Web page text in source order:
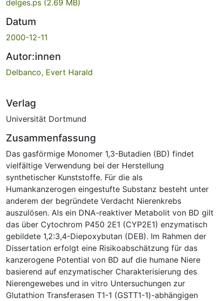
delges.ps (2.69 MB)
Datum
2000-12-11
Autor:innen
Delbanco, Evert Harald
Verlag
Universität Dortmund
Zusammenfassung
Das gasförmige Monomer 1,3-Butadien (BD) findet
vielfältige Verwendung bei der Herstellung
synthetischer Kunststoffe. Für die als
Humankanzerogen eingestufte Substanz besteht unter
anderem der begründete Verdacht Nierenkrebs
auszulösen. Als ein DNA-reaktiver Metabolit von BD gilt
das über Cytochrom P450 2E1 (CYP2E1) enzymatisch
gebildete 1,2:3,4-Diepoxybutan (DEB). Im Rahmen der
Dissertation erfolgt eine Risikoabschätzung für das
kanzerogene Potential von BD auf die humane Niere
basierend auf enzymatischer Charakterisierung des
Nierengewebes und in vitro Untersuchungen zur
Glutathion Transferasen T1-1 (GSTT1-1)-abhängigen